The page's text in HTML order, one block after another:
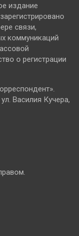
издание
зарегистрировано
связи,
коммуникаций
о регистрации
Василия Кучера,